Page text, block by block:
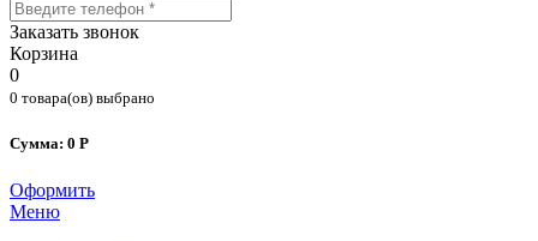
Заказать звонок
Корзина
0
0 товара(ов) выбрано
Сумма: 0 Р
Оформить
Меню